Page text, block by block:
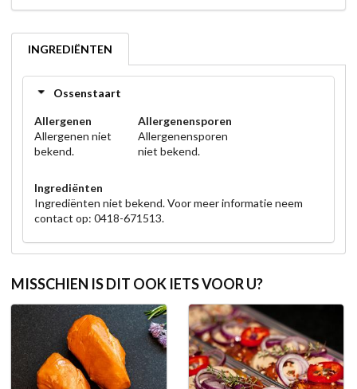
INGREDIËNTEN
Ossenstaart
Allergenen
Allergenen niet
bekend.
Allergenensporen
Allergenensporen
niet bekend.
Ingrediënten
Ingrediënten niet bekend. Voor meer informatie neem
contact op: 0418-671513.
MISSCHIEN IS DIT OOK IETS VOOR U?